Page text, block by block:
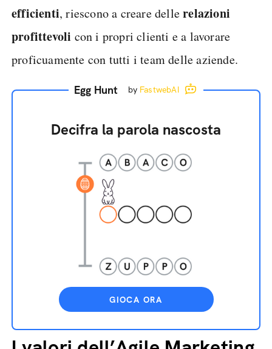
efficienti, riescono a creare dellerelazioni
profittevoli con i propri clienti e a lavorare
proficuamente con tutti i team delle aziende.
Egg Hunt by FastwebAI
Decifra la parola nascosta
GIOCA ORA